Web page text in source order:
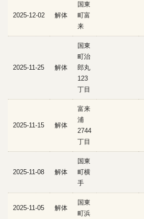
2025-12-02 解体
国東
町富
来
2025-11-25 解体
国東
町治
郎丸
123
丁目
2025-11-15 解体
富来
浦
2744
丁目
2025-11-08 解体
国東
町横
手
2025-11-05 解体
国東
町浜